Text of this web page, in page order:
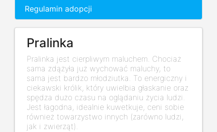
Regulamin adopcji
Pralinka
Pralinka jest cierpliwym maluchem. Chociaż
sama zdążyła już wychować maluchy, to
sama jest bardzo młodziutka. To energiczny i
ciekawski królik, który uwielbia głaskanie oraz
spędza dużo czasu na oglądaniu życia ludzi.
Jest łagodna, idealnie kuwetkuje, ceni sobie
również towarzystwo innych (zarówno ludzi,
jak i zwierząt).